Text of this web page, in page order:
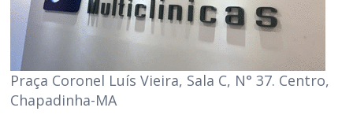
Praça Coronel Luís Vieira, Sala C, N° 37. Centro,
Chapadinha-MA